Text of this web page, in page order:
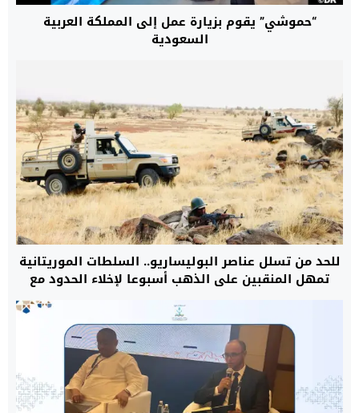
“حموشي” يقوم بزيارة عمل إلى المملكة العربية
السعودية
للحد من تسلل عناصر البوليساريو.. السلطات الموريتانية
تمهل المنقبين على الذهب أسبوعا لإخلاء الحدود مع